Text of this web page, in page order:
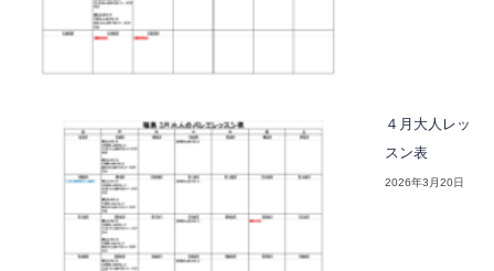
４月大人レッ
スン表
2026年3月20日